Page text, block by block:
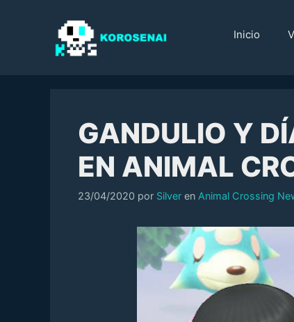
Inicio
GANDULIO Y
EN ANIMAL
23/04/2020 por Silver en Categorías
Animal Crossing